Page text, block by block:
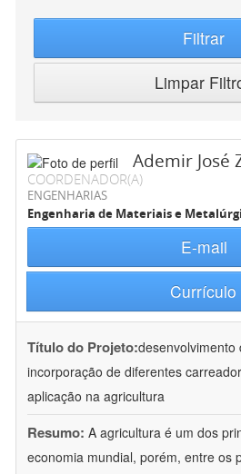
Filtrar
Limpar
Ademir José
COORDENADOR(A)
ENGENHARIAS
Engenharia de Materiais e
E-mail
Currículo
Título do Projeto:desenvolvimento
incorporação de diferentes
aplicação na agricultura
Resumo: A agricultura é um dos
economia mundial, porém, entre os